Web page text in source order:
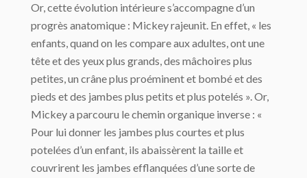
Or, cette évolution intérieure s’accompagne d’un
progrès anatomique : Mickey rajeunit. En effet, « les
enfants, quand on les compare aux adultes, ont une
tête et des yeux plus grands, des mâchoires plus
petites, un crâne plus proéminent et bombé et des
pieds et des jambes plus petits et plus potelés ». Or,
Mickey a parcouru le chemin organique inverse : «
Pour lui donner les jambes plus courtes et plus
potelées d’un enfant, ils abaissèrent la taille et
couvrirent les jambes efflanquées d’une sorte de